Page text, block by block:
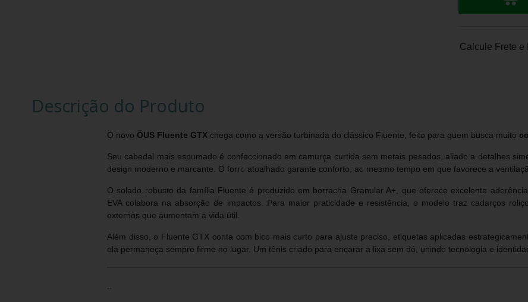
Calcule Frete e
Descrição do Produto
O novo ÖUS Fluente GTX chega como a versão turbinada do clássico Fluente, feito para quem busca muito
Seu cabedal mais espumado é confeccionado em camurça curtida sem metais pesados, aliado a detalhes
design moderno e marcante. O forro atoalhado garante conforto, ao mesmo tempo em que favorece a
O solado robusto da família Fluente é produzido em borracha Granular A+, que oferece excelente
EVA colabora na absorção de impactos. Para maior praticidade e resistência, o modelo traz cadarços
externos que aumentam a vida útil.
Além disso, o Fluente GTX conta com bico mais curto para ajuste preciso, etiquetas aplicadas
ela permaneça sempre firme no lugar. Um tênis criado para encarar a lixa sem dó, unindo tecnologia e
..